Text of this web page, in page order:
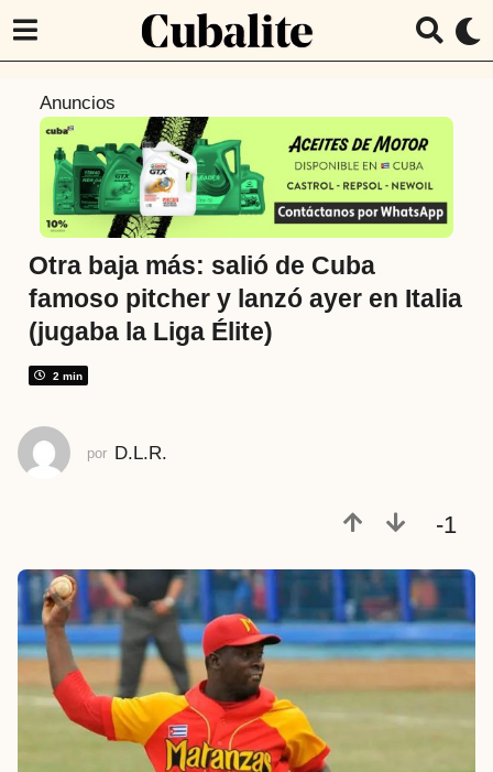
m
a
t
r
á
s
m
e
s
t
á
Anuncios
Otra baja más: salió de Cuba
famoso pitcher y lanzó ayer en Italia
(jugaba la Liga Élite)
2 min
por D.L.R.
-1